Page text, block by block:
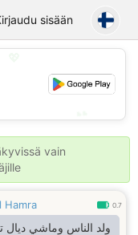
sisään
vain
Hamra 0.7
ولد الناس وماشي ديال